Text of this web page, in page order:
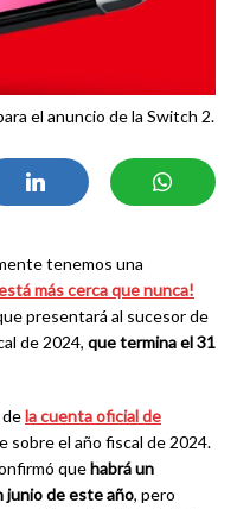
el anuncio de la Switch 2.
tenemos una
más cerca que nunca!
presentará al sucesor de
de 2024, que termina el 31
la cuenta oficial de
sobre el año fiscal de 2024.
quehabrá un
junio de este año, pero